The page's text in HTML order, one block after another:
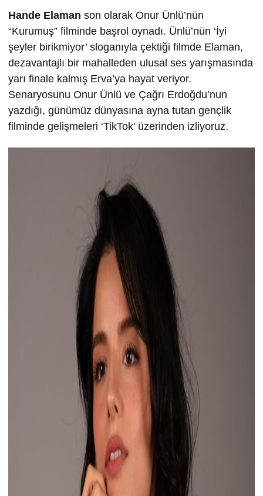
Hande Elaman son olarak Onur Ünlü’nün
“Kurumuş” filminde başrol oynadı. Ünlü’nün ‘İyi
şeyler birikmiyor’ sloganıyla çektiği filmde Elaman,
dezavantajlı bir mahalleden ulusal ses yarışmasında
yarı finale kalmış Erva’ya hayat veriyor.
Senaryosunu Onur Ünlü ve Çağrı Erdoğdu’nun
yazdığı, günümüz dünyasına ayna tutan gençlik
filminde gelişmeleri ‘TikTok’ üzerinden izliyoruz.